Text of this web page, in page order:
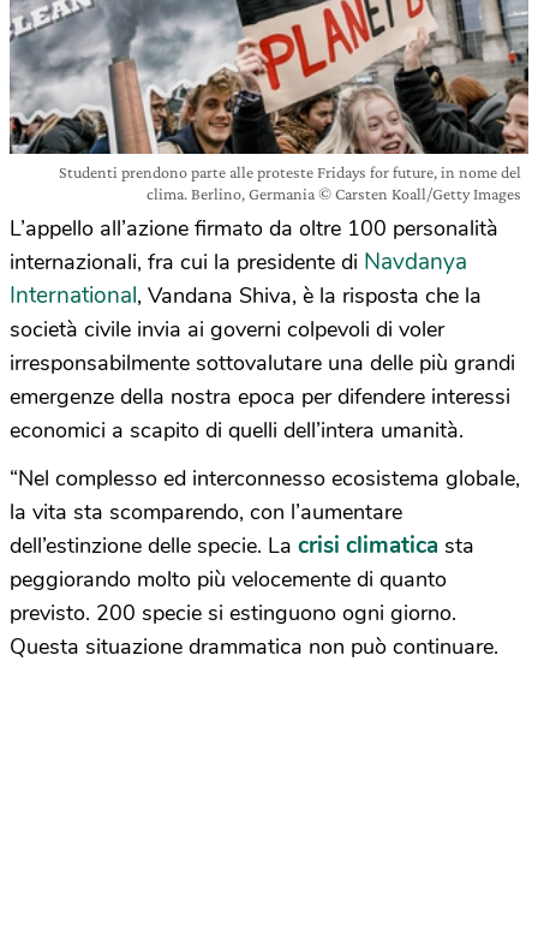
Studenti prendono parte alle proteste Fridays for future, in nome del
clima. Berlino, Germania © Carsten Koall/Getty Images
L’appello all’azione firmato da oltre 100 personalità
internazionali, fra cui la presidente di Navdanya
International, Vandana Shiva, è la risposta che la
società civile invia ai governi colpevoli di voler
irresponsabilmente sottovalutare una delle più grandi
emergenze della nostra epoca per difendere interessi
economici a scapito di quelli dell’intera umanità.
“Nel complesso ed interconnesso ecosistema globale,
la vita sta scomparendo, con l’aumentare
dell’estinzione delle specie. La crisi climatica sta
peggiorando molto più velocemente di quanto
previsto. 200 specie si estinguono ogni giorno.
Questa situazione drammatica non può continuare.